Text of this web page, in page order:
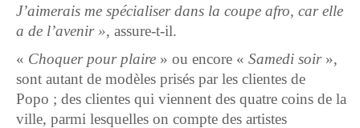
J’aimerais me spécialiser dans la coupe afro, car elle
a de l’avenir », assure-t-il.
« Choquer pour plaire » ou encore « Samedi soir»,
sont autant de modèles prisés par les clientes de
Popo ; des clientes qui viennent des quatre coins de la
ville, parmi lesquelles on compte des artistes